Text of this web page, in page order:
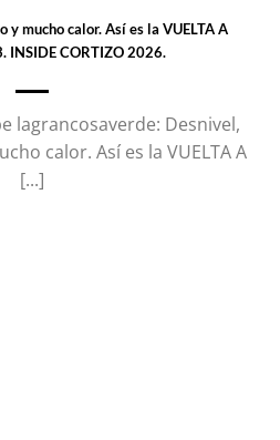
y mucho calor. Así es la VUELTA A
INSIDE CORTIZO 2026.
lagrancosaverde: Desnivel,
calor. Así es la VUELTA A
[...]